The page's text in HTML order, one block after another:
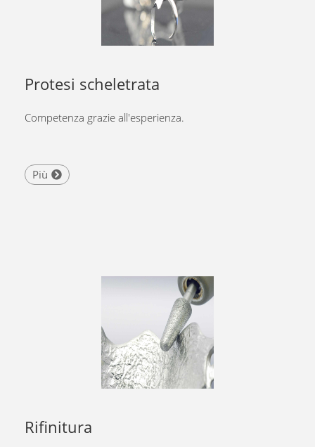
Protesi scheletrata
Competenza grazie all'esperienza.
Più
Rifinitura